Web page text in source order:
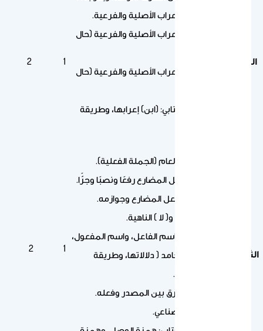
الثاني
علامات الإعراب الأصلية والفرعية.
علامات الإعراب الأصلية والفرعية (حال
علامات الإعراب الأصلية والفرعية (حال
الرسم الكتابي: (ابن) إعرابها، وطريقة
1
الثالث
الموضوع العام (الجملة الفعلية).
إعراب الفعل المضارع رفعًا ونصبًا وجرًّا.
نواصب الفعل المضارع وجوازمه.
لا ) النافية، و( لا ) الناهية.
المصدر، واسم الفاعل، واسم المفعول،
والاسم الجامد ( دلالاتها، وطريقة
صياغاتها ).
معرفة الفرق بين المصدر وفعله.
المصدر الصناعي.
1
2